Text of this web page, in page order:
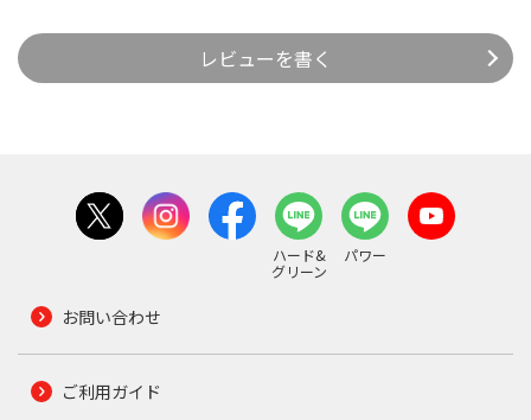
レビューを書く
ハード&
グリーン
パワー
お問い合わせ
ご利用ガイド